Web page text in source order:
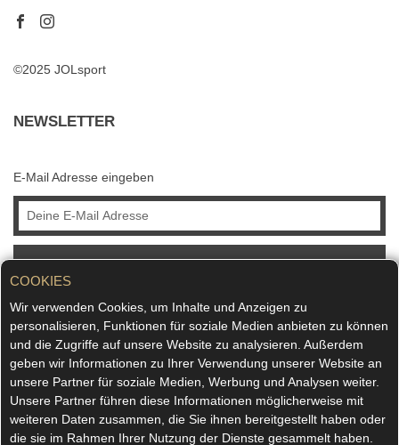
COOKIES
Wir verwenden Cookies, um Inhalte und Anzeigen zu
personalisieren, Funktionen für soziale Medien anbieten zu können
und die Zugriffe auf unsere Website zu analysieren. Außerdem
geben wir Informationen zu Ihrer Verwendung unserer Website an
unsere Partner für soziale Medien, Werbung und Analysen weiter.
Unsere Partner führen diese Informationen möglicherweise mit
weiteren Daten zusammen, die Sie ihnen bereitgestellt haben oder
die sie im Rahmen Ihrer Nutzung der Dienste gesammelt haben.
©2025 JOLsport
NEWSLETTER
E-Mail Adresse eingeben
ABONNIEREN